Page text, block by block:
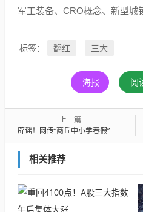
军工装备、CRO概念、新型城
标签： 翻红 三大
海报 阅
上一篇
辟谣！网传“商丘中小学春假”为不实信息
相关推荐